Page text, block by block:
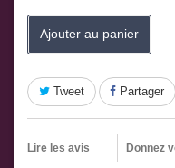
Ajouter au panier
Tweet Partager
Lire les avis Donnez